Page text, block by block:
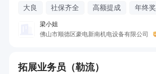
大良 社保齐全 高额提成 年终奖
梁小姐
佛山市顺德区豪电新南机电设备有限公司
拓展业务员（勒流）